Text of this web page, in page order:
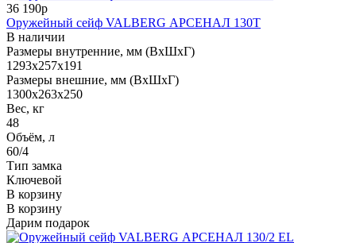
36 190р
Оружейный сейф VALBERG АРСЕНАЛ 130Т
В наличии
Размеры внутренние, мм (ВхШхГ)
1293x257x191
Размеры внешние, мм (ВхШхГ)
1300x263x250
Вес, кг
48
Объём, л
60/4
Тип замка
Ключевой
В корзину
В корзину
Дарим подарок